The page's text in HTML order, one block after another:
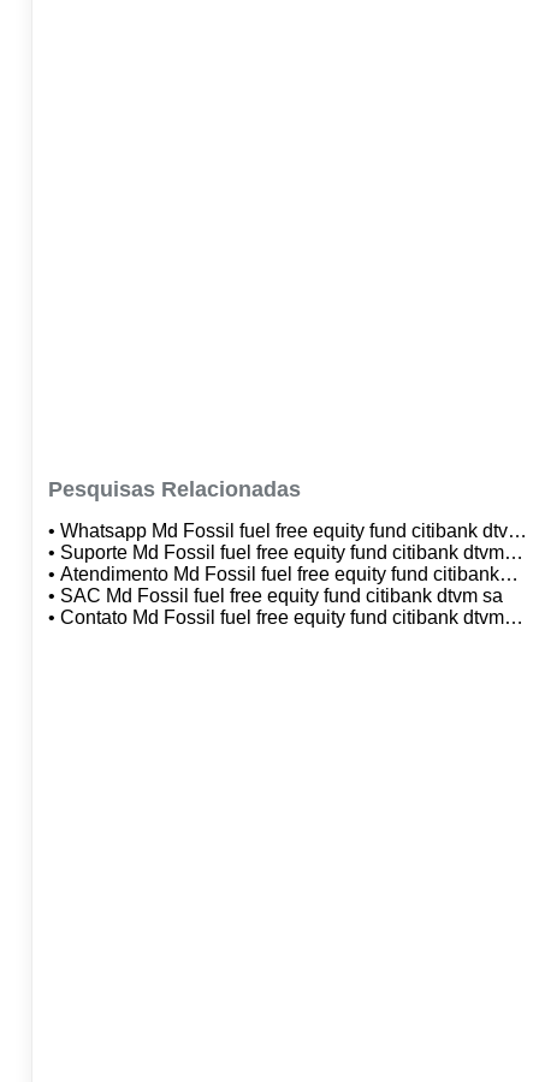
Pesquisas Relacionadas
• Whatsapp Md Fossil fuel free equity fund citibank dtvm
sa
• Suporte Md Fossil fuel free equity fund citibank dtvm
sa
• Atendimento Md Fossil fuel free equity fund citibank
dtvm sa
• SAC Md Fossil fuel free equity fund citibank dtvm sa
• Contato Md Fossil fuel free equity fund citibank dtvm